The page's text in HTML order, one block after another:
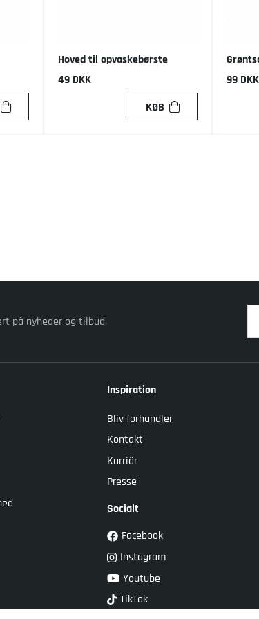
Hoved til opvaskebørste
49 DKK
KØB
99 DKK
på nyheder og tilbud.
Inspiration
Bliv forhandler
Kontakt
Karriär
Presse
Socialt
Facebook
Instagram
Youtube
TikTok